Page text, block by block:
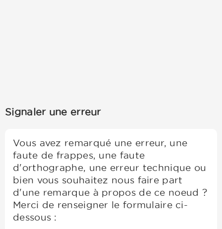
Signaler une erreur
Vous avez remarqué une erreur, une
faute de frappes, une faute
d'orthographe, une erreur technique ou
bien vous souhaitez nous faire part
d'une remarque à propos de ce noeud ?
Merci de renseigner le formulaire ci-
dessous :